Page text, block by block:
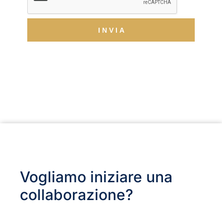
I N V I A
Vogliamo iniziare una
collaborazione?